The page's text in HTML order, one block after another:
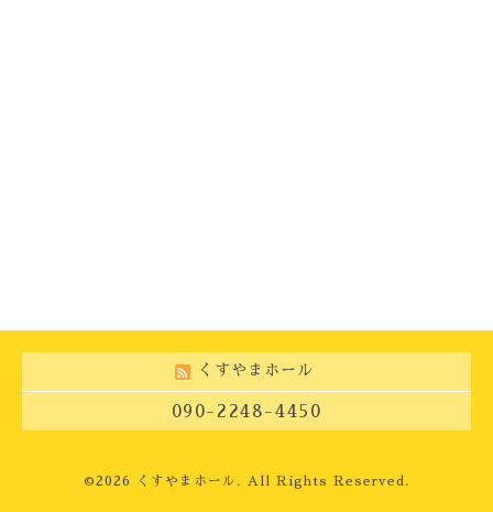
くすやまホール
090-2248-4450
©2026 くすやまホール . All Rights Reserved.